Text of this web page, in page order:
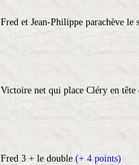
Fred et Jean-Philippe parachève le
Victoire net qui place Cléry en tête
Fred 3 + le double (+ 4 points)